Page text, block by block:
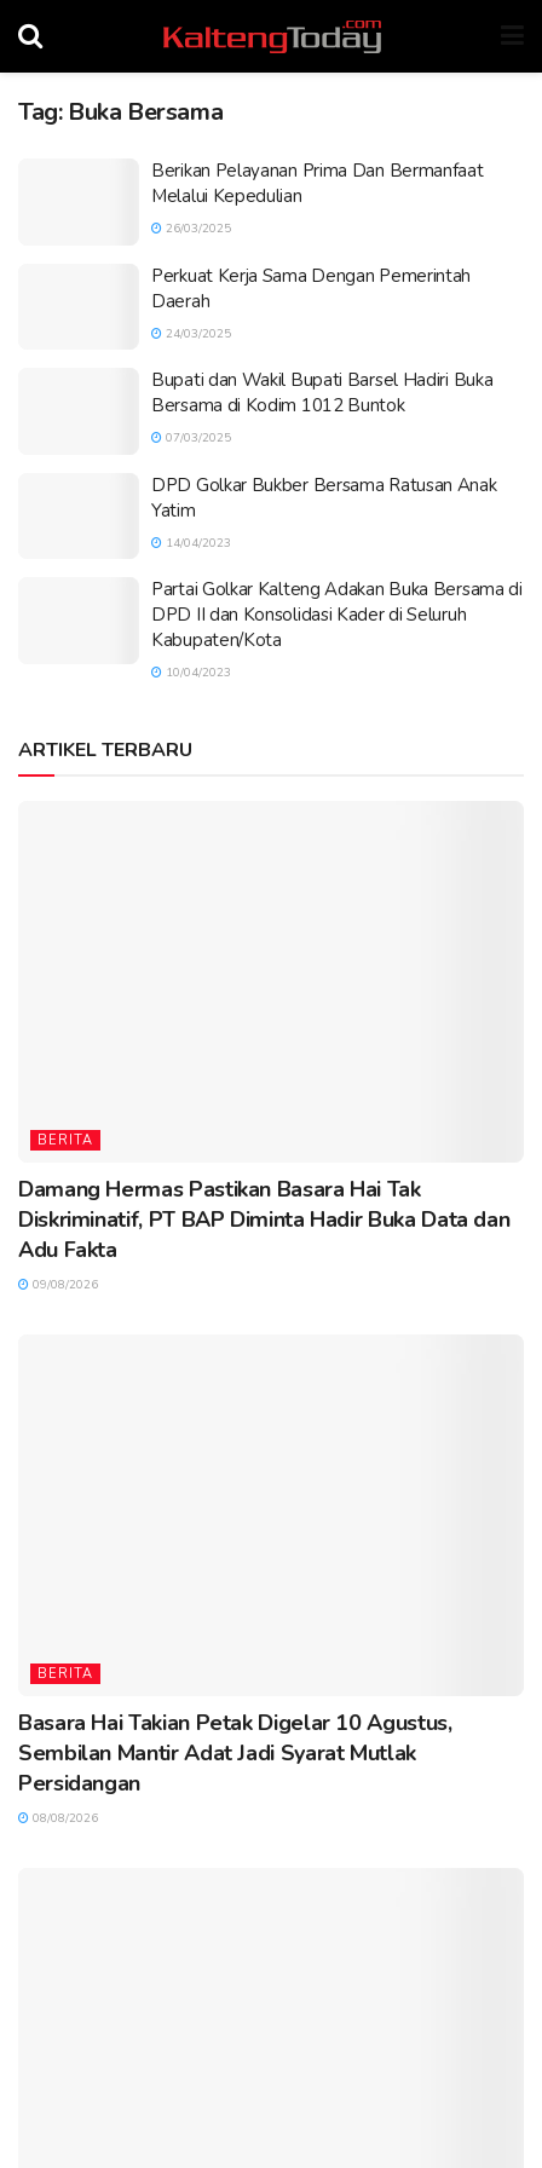
Tag: Buka Bersama
Berikan Pelayanan Prima Dan Bermanfaat
Melalui Kepedulian
26/03/2025
Perkuat Kerja Sama Dengan Pemerintah
Daerah
24/03/2025
Bupati dan Wakil Bupati Barsel Hadiri Buka
Bersama di Kodim 1012 Buntok
07/03/2025
DPD Golkar Bukber Bersama Ratusan Anak
Yatim
14/04/2023
Partai Golkar Kalteng Adakan Buka Bersama di
DPD II dan Konsolidasi Kader di Seluruh
Kabupaten/Kota
10/04/2023
ARTIKEL TERBARU
BERITA
Damang Hermas Pastikan Basara Hai Tak
Diskriminatif, PT BAP Diminta Hadir Buka Data dan
Adu Fakta
09/08/2026
BERITA
Basara Hai Takian Petak Digelar 10 Agustus,
Sembilan Mantir Adat Jadi Syarat Mutlak
Persidangan
08/08/2026